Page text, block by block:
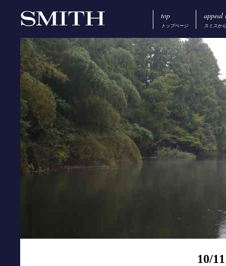
top
トップページ
appeal
スミスか
10/